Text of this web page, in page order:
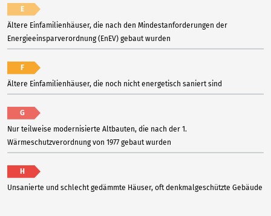
E
Ältere Einfamilienhäuser, die nach den Mindestanforderungen der
Energieeinsparverordnung (EnEV) gebaut wurden
F
Ältere Einfamilienhäuser, die noch nicht energetisch saniert sind
G
Nur teilweise modernisierte Altbauten, die nach der 1.
Wärmeschutzverordnung von 1977 gebaut wurden
H
Unsanierte und schlecht gedämmte Häuser, oft denkmalgeschützte Gebäude